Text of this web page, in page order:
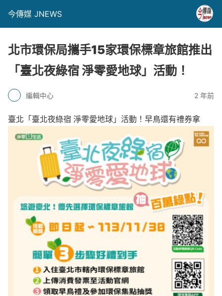
今傳媒 JNEWS
北市環保局攜手15家環保標章旅館推出
「臺北夜綠宿 淨零愛地球」活動！
編輯中心 2 年前
臺北「臺北夜綠宿 淨零愛地球」活動！早鳥還有禮券拿